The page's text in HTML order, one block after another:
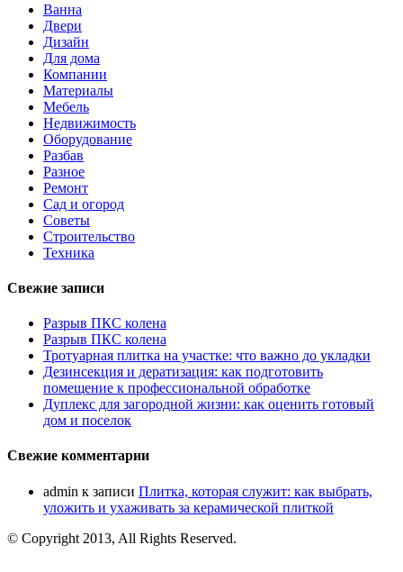
Ванна
Двери
Дизайн
Для дома
Компании
Материалы
Мебель
Недвижимость
Оборудование
Разбав
Разное
Ремонт
Сад и огород
Советы
Строительство
Техника
Свежие записи
Разрыв ПКС колена
Разрыв ПКС колена
Тротуарная плитка на участке: что важно до укладки
Дезинсекция и дератизация: как подготовить
помещение к профессиональной обработке
Дуплекс для загородной жизни: как оценить готовый
дом и поселок
Свежие комментарии
admin к записи Плитка, которая служит: как выбрать,
уложить и ухаживать за керамической плиткой
© Copyright 2013, All Rights Reserved.